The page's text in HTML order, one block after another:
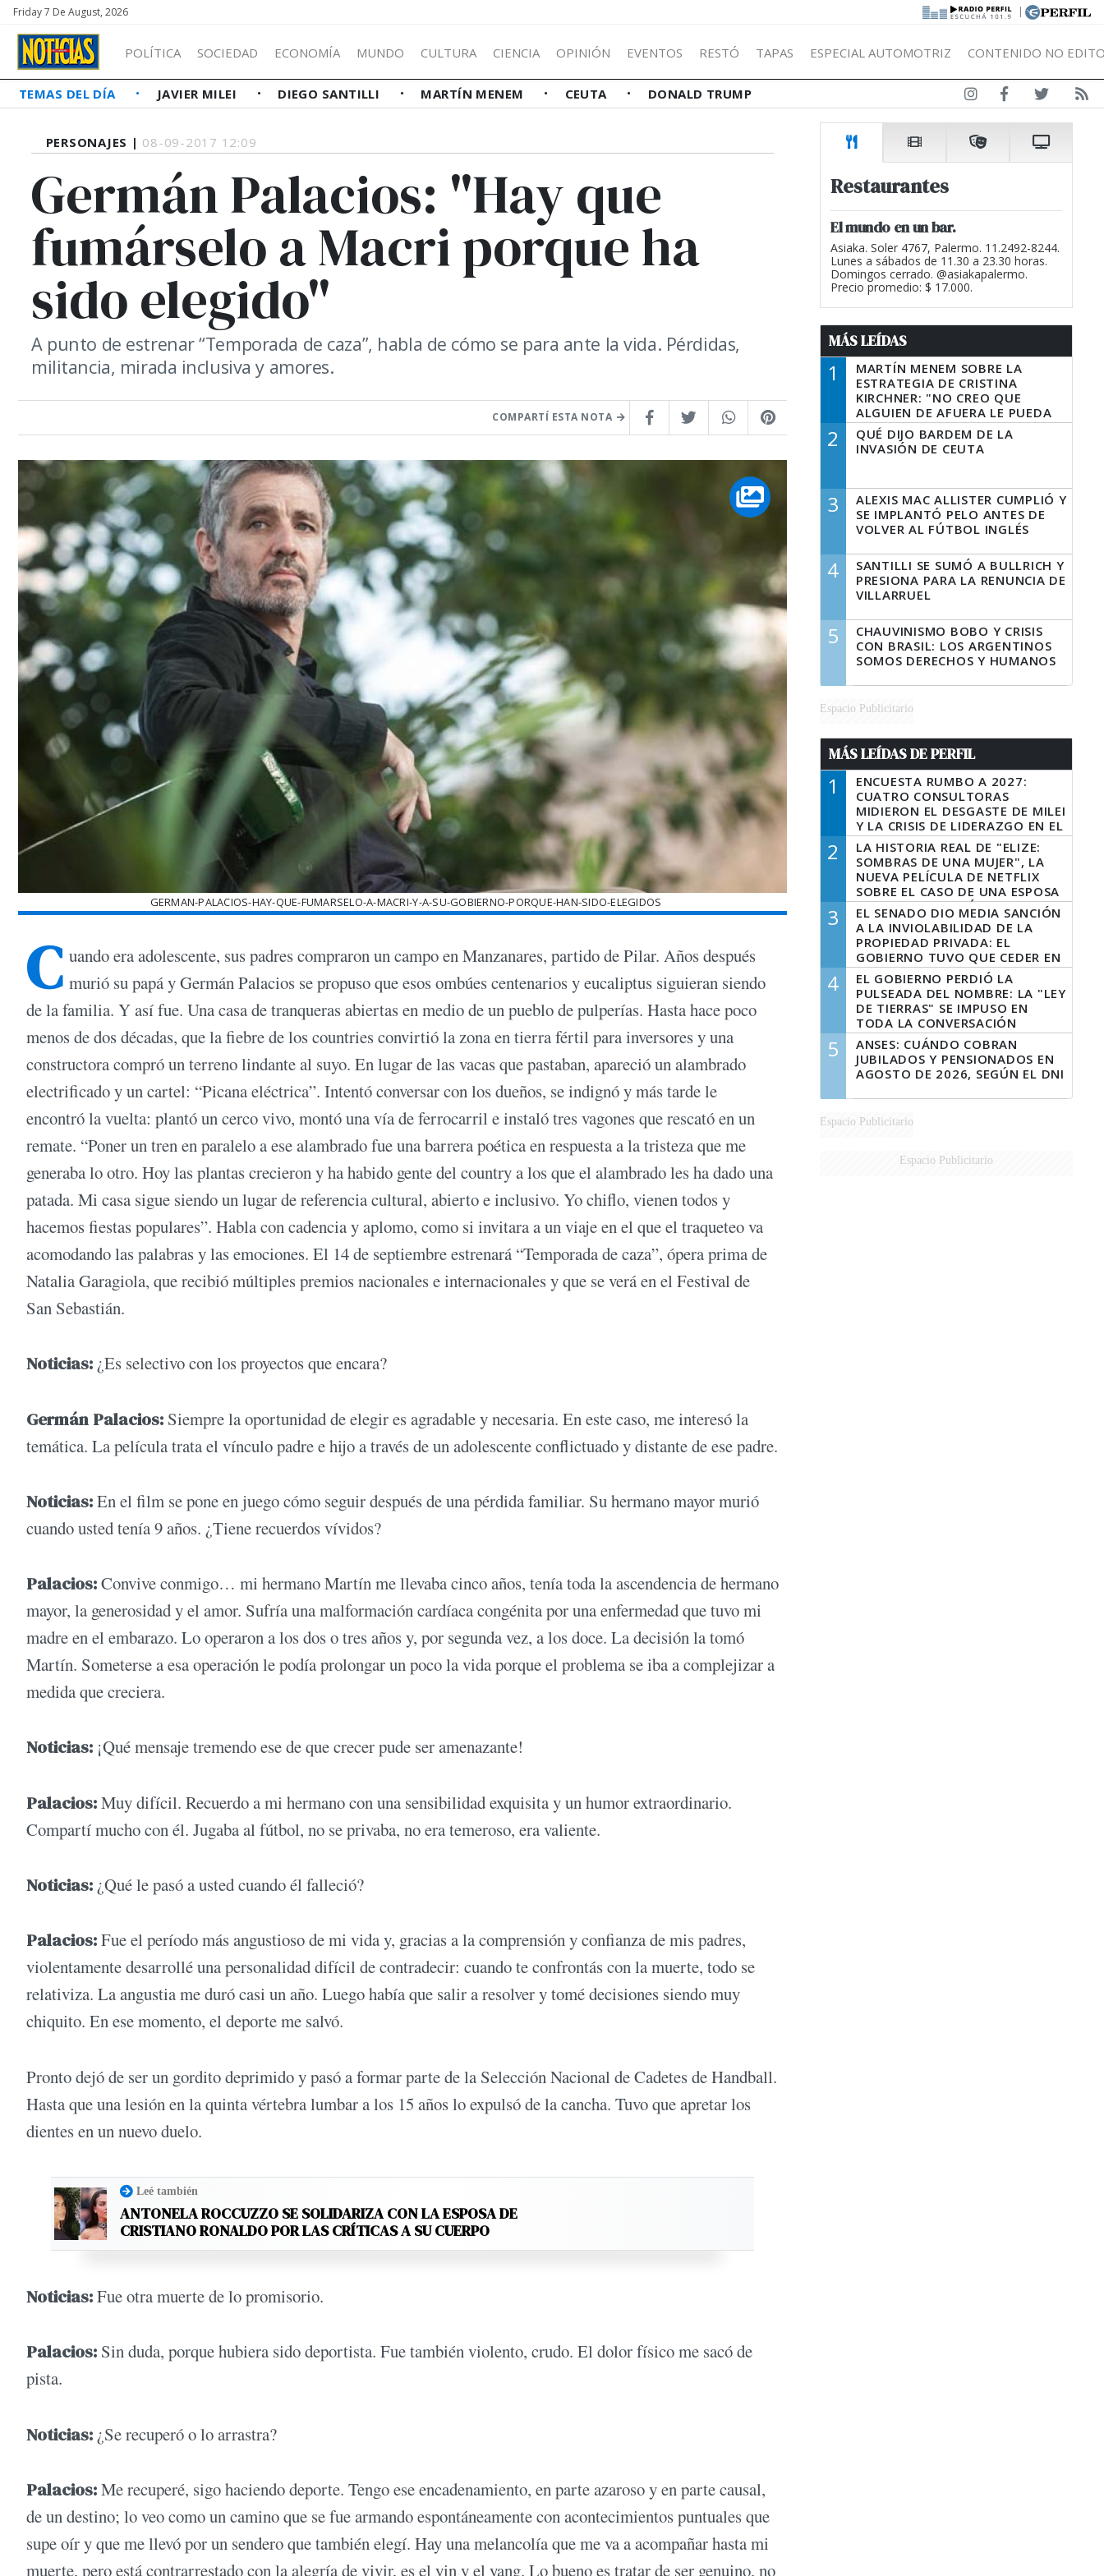
Friday 7 De August, 2026 |
POLÍTICA SOCIEDAD ECONOMÍA MUNDO CULTURA CIENCIA OPINIÓN EVENTOS RESTÓ TAPAS ESPECIAL AUTOMOTRIZ CONTENIDO NO
TEMAS DEL DÍA JAVIER MILEI DIEGO SANTILLI MARTÍN MENEM CEUTA DONALD TRUMP
PERSONAJES | 08-09-2017 12:09
Germán Palacios: "Hay que
fumárselo a Macri porque ha
sido elegido"
A punto de estrenar “Temporada de caza”, habla de cómo se para ante la vida. Pérdidas,
militancia, mirada inclusiva y amores.
COMPARTÍ ESTA NOTA
GERMAN-PALACIOS-HAY-QUE-FUMARSELO-A-MACRI-Y-A-SU-GOBIERNO-PORQUE-HAN-SIDO-ELEGIDOS
C uando era adolescente, sus padres compraron un campo en Manzanares, partido de Pilar. Años después
murió su papá y Germán Palacios se propuso que esos ombúes centenarios y eucaliptus siguieran siendo
de la familia. Y así fue. Una casa de tranqueras abiertas en medio de un pueblo de pulperías. Hasta hace poco
menos de dos décadas, que la fiebre de los countries convirtió la zona en tierra fértil para inversores y una
constructora compró un terreno lindante al suyo. En lugar de las vacas que pastaban, apareció un alambrado
electrificado y un cartel: “Picana eléctrica”. Intentó conversar con los dueños, se indignó y más tarde le
encontró la vuelta: plantó un cerco vivo, montó una vía de ferrocarril e instaló tres vagones que rescató en un
remate. “Poner un tren en paralelo a ese alambrado fue una barrera poética en respuesta a la tristeza que me
generaba lo otro. Hoy las plantas crecieron y ha habido gente del country a los que el alambrado les ha dado una
patada. Mi casa sigue siendo un lugar de referencia cultural, abierto e inclusivo. Yo chiflo, vienen todos y
hacemos fiestas populares”. Habla con cadencia y aplomo, como si invitara a un viaje en el que el traqueteo va
acomodando las palabras y las emociones. El 14 de septiembre estrenará “Temporada de caza”, ópera prima de
Natalia Garagiola, que recibió múltiples premios nacionales e internacionales y que se verá en el Festival de
San Sebastián.
Noticias: ¿Es selectivo con los proyectos que encara?
Germán Palacios: Siempre la oportunidad de elegir es agradable y necesaria. En este caso, me interesó la
temática. La película trata el vínculo padre e hijo a través de un adolescente conflictuado y distante de ese padre.
Noticias:En el film se pone en juego cómo seguir después de una pérdida familiar. Su hermano mayor murió
cuando usted tenía 9 años. ¿Tiene recuerdos vívidos?
Palacios:Convive conmigo… mi hermano Martín me llevaba cinco años, tenía toda la ascendencia de hermano
mayor, la generosidad y el amor. Sufría una malformación cardíaca congénita por una enfermedad que tuvo mi
madre en el embarazo. Lo operaron a los dos o tres años y, por segunda vez, a los doce. La decisión la tomó
Martín. Someterse a esa operación le podía prolongar un poco la vida porque el problema se iba a complejizar a
medida que creciera.
Noticias: ¡Qué mensaje tremendo ese de que crecer pude ser amenazante!
Palacios:Muy difícil. Recuerdo a mi hermano con una sensibilidad exquisita y un humor extraordinario.
Compartí mucho con él. Jugaba al fútbol, no se privaba, no era temeroso, era valiente.
Noticias: ¿Qué le pasó a usted cuando él falleció?
Palacios:Fue el período más angustioso de mi vida y, gracias a la comprensión y confianza de mis padres,
violentamente desarrollé una personalidad difícil de contradecir: cuando te confrontás con la muerte, todo se
relativiza. La angustia me duró casi un año. Luego había que salir a resolver y tomé decisiones siendo muy
chiquito. En ese momento, el deporte me salvó.
Pronto dejó de ser un gordito deprimido y pasó a formar parte de la Selección Nacional de Cadetes de Handball.
Hasta que una lesión en la quinta vértebra lumbar a los 15 años lo expulsó de la cancha. Tuvo que apretar los
dientes en un nuevo duelo.
Leé también
ANTONELA ROCCUZZO SE SOLIDARIZA CON LA ESPOSA DE
CRISTIANO RONALDO POR LAS CRÍTICAS A SU CUERPO
Noticias:Fue otra muerte de lo promisorio.
Palacios: Sin duda, porque hubiera sido deportista. Fue también violento, crudo. El dolor físico me sacó de
pista.
Noticias: ¿Se recuperó o lo arrastra?
Palacios:Me recuperé, sigo haciendo deporte. Tengo ese encadenamiento, en parte azaroso y en parte causal,
de un destino; lo veo como un camino que se fue armando espontáneamente con acontecimientos puntuales que
supe oír y que me llevó por un sendero que también elegí. Hay una melancolía que me va a acompañar hasta mi
muerte, pero está contrarrestado con la alegría de vivir, es el yin y el yang. Lo bueno es tratar de ser genuino, no
Restaurantes
El mundo en un bar.
Asiaka. Soler 4767, Palermo. 11.2492-8244.
Lunes a sábados de 11.30 a 23.30 horas.
Domingos cerrado. @asiakapalermo.
Precio promedio: $ 17.000.
MÁS LEÍDAS
1
MARTÍN MENEM SOBRE LA
ESTRATEGIA DE CRISTINA
KIRCHNER: "NO CREO QUE
ALGUIEN DE AFUERA LE PUEDA
DECIR A LA JUSTICIA LO QUE
TIENE QUE HACER"
2
QUÉ DIJO BARDEM DE LA
INVASIÓN DE CEUTA
3
ALEXIS MAC ALLISTER CUMPLIÓ Y
SE IMPLANTÓ PELO ANTES DE
VOLVER AL FÚTBOL INGLÉS
4
SANTILLI SE SUMÓ A BULLRICH Y
PRESIONA PARA LA RENUNCIA DE
VILLARRUEL
5
CHAUVINISMO BOBO Y CRISIS
CON BRASIL: LOS ARGENTINOS
SOMOS DERECHOS Y HUMANOS
Espacio Publicitario
MÁS LEÍDAS DE PERFIL
1
ENCUESTA RUMBO A 2027:
CUATRO CONSULTORAS
MIDIERON EL DESGASTE DE MILEI
Y LA CRISIS DE LIDERAZGO EN EL
PERONISMO
2
LA HISTORIA REAL DE "ELIZE:
SOMBRAS DE UNA MUJER", LA
NUEVA PELÍCULA DE NETFLIX
SOBRE EL CASO DE UNA ESPOSA
QUE DESCUARTIZÓ A SU
MARIDO
3
EL SENADO DIO MEDIA SANCIÓN
A LA INVIOLABILIDAD DE LA
PROPIEDAD PRIVADA: EL
GOBIERNO TUVO QUE CEDER EN
LA LEY DEL MANEJO DEL FUEGO
4
EL GOBIERNO PERDIÓ LA
PULSEADA DEL NOMBRE: LA "LEY
DE TIERRAS" SE IMPUSO EN
TODA LA CONVERSACIÓN
DIGITAL
5
ANSES: CUÁNDO COBRAN
JUBILADOS Y PENSIONADOS EN
AGOSTO DE 2026, SEGÚN EL DNI
Espacio Publicitario
Espacio Publicitario